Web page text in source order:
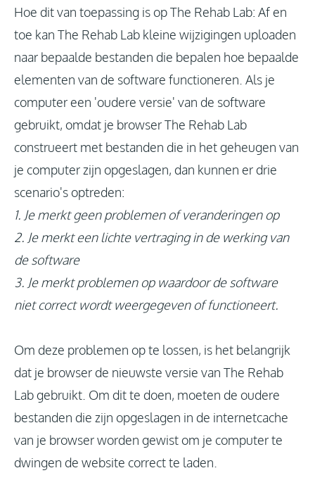
Hoe dit van toepassing is op The Rehab Lab: Af en
toe kan The Rehab Lab kleine wijzigingen uploaden
naar bepaalde bestanden die bepalen hoe bepaalde
elementen van de software functioneren. Als je
computer een 'oudere versie' van de software
gebruikt, omdat je browser The Rehab Lab
construeert met bestanden die in het geheugen van
je computer zijn opgeslagen, dan kunnen er drie
scenario's optreden:
1. Je merkt geen problemen of veranderingen op
2. Je merkt een lichte vertraging in de werking van
de software
3. Je merkt problemen op waardoor de software
niet correct wordt weergegeven of functioneert.
Om deze problemen op te lossen, is het belangrijk
dat je browser de nieuwste versie van The Rehab
Lab gebruikt. Om dit te doen, moeten de oudere
bestanden die zijn opgeslagen in de internetcache
van je browser worden gewist om je computer te
dwingen de website correct te laden.